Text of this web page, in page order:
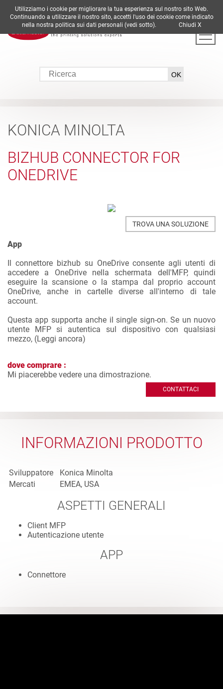
DE EN ES FR IT
KONICA MINOLTA
BIZHUB CONNECTOR FOR
ONEDRIVE
TROVA UNA SOLUZIONE
App
Il connettore bizhub su OneDrive consente agli utenti di
accedere a OneDrive nella schermata dell'MFP, quindi
eseguire la scansione o la stampa dal proprio account
OneDrive, anche in cartelle diverse all'interno di tale
account.
Questa app supporta anche il single sign-on. Se un nuovo
utente MFP si autentica sul dispositivo con qualsiasi
mezzo, (Leggi ancora)
dove comprare :
Mi piacerebbe vedere una dimostrazione.
CONTATTACI
INFORMAZIONI PRODOTTO
Sviluppatore
Konica Minolta
Mercati
EMEA, USA
ASPETTI GENERALI
Client MFP
Autenticazione utente
APP
Connettore
Utilizziamo i cookie per migliorare la tua esperienza sul nostro sito Web.
Continuando a utilizzare il nostro sito, accetti l'uso dei cookie come indicato
nella nostra politica sui dati personali (vedi sotto). Chiudi X